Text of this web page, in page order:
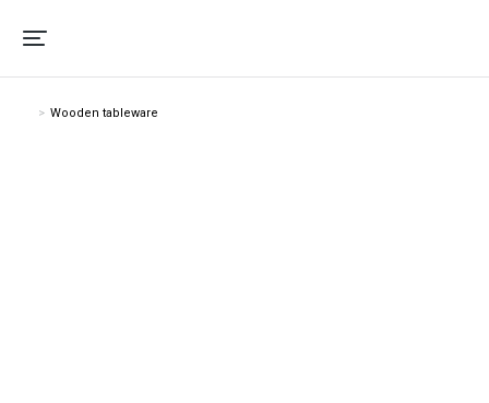
Vous êtes ici :
Wooden tableware